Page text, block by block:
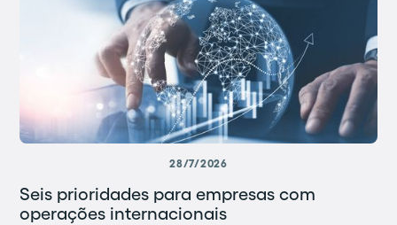
28/7/2026
Seis prioridades para empresas com
operações internacionais